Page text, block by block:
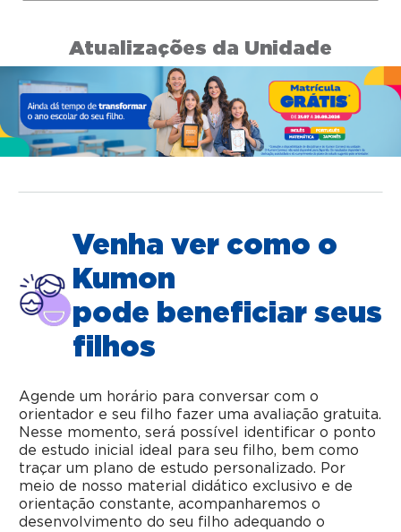
Atualizações da Unidade
Venha ver como o
Kumon
pode beneficiar seus
filhos
Agende um horário para conversar com o
orientador e seu filho fazer uma avaliação gratuita.
Nesse momento, será possível identificar o ponto
de estudo inicial ideal para seu filho, bem como
traçar um plano de estudo personalizado. Por
meio de nosso material didático exclusivo e de
orientação constante, acompanharemos o
desenvolvimento do seu filho adequando o